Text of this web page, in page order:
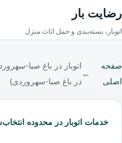
رضایت بار
اتوبار، بسته‌بندی و حمل اثاث منزل
صفحه
اصلی
←
اتوبار در باغ صبا-
در باغ صبا-سهروردی)
خدمات اتوبار در محدوده